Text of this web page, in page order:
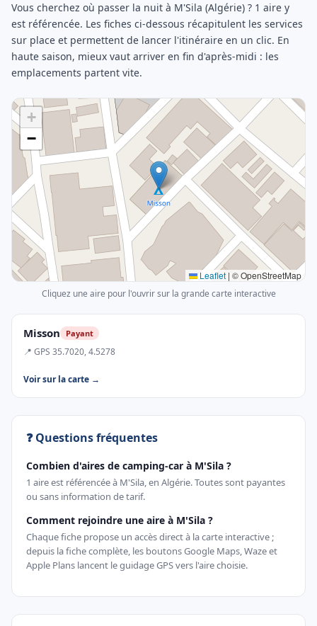
Vous cherchez où passer la nuit à M'Sila (Algérie) ? 1 aire y
est référencée. Les fiches ci-dessous récapitulent les services
sur place et permettent de lancer l'itinéraire en un clic. En
haute saison, mieux vaut arriver en fin d'après-midi : les
emplacements partent vite.
Misson Payant
📍 GPS 35.7020, 4.5278
Voir sur la carte →
❓ Questions fréquentes
Combien d'aires de camping-car à M'Sila ?
1 aire est référencée à M'Sila, en Algérie. Toutes sont payantes
ou sans information de tarif.
Comment rejoindre une aire à M'Sila ?
Chaque fiche propose un accès direct à la carte interactive ;
depuis la fiche complète, les boutons Google Maps, Waze et
Apple Plans lancent le guidage GPS vers l'aire choisie.
+
−
Leaflet | © OpenStreetMap
Cliquez une aire pour l'ouvrir sur la grande carte interactive